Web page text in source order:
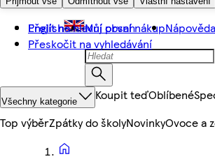
Přejít na hlavní obsah
Přeskočit na vyhledávání
English Můj první nákupNápověda
Všechny kategorie Koupit teďOblíbené
Top výběrZpátky do školyNovinkyOvoce a